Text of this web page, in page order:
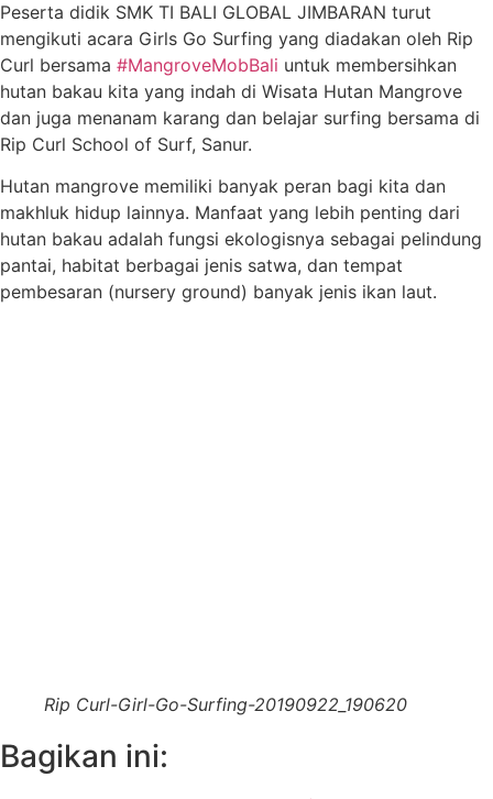
Peserta didik SMK TI BALI GLOBAL JIMBARAN turut
mengikuti acara Girls Go Surfing yang diadakan oleh Rip
Curl bersama #MangroveMobBali untuk membersihkan
hutan bakau kita yang indah di Wisata Hutan Mangrove
dan juga menanam karang dan belajar surfing bersama di
Rip Curl School of Surf, Sanur.
Hutan mangrove memiliki banyak peran bagi kita dan
makhluk hidup lainnya. Manfaat yang lebih penting dari
hutan bakau adalah fungsi ekologisnya sebagai pelindung
pantai, habitat berbagai jenis satwa, dan tempat
pembesaran (nursery ground) banyak jenis ikan laut.
Rip Curl-Girl-Go-Surfing-20190922_190620
Bagikan ini: